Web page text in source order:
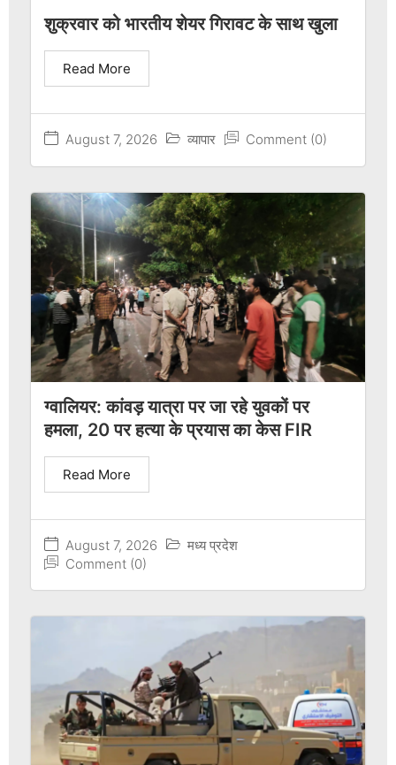
शुक्रवार को भारतीय शेयर गिरावट के साथ खुला
August 7, 2026 व्यापार Comment (0)
Read More
ग्वालियर: कांवड़ यात्रा पर जा रहे युवकों पर
हमला, 20 पर हत्या के प्रयास का केस FIR
August 7, 2026
मध्य प्रदेश
Comment (0)
Read More